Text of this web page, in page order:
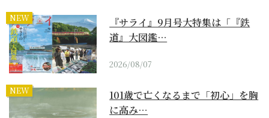
NEW
『サライ』9月号大特集は「『鉄
道』大図鑑…
2026/08/07
NEW
101歳で亡くなるまで「初心」を胸
に高み…